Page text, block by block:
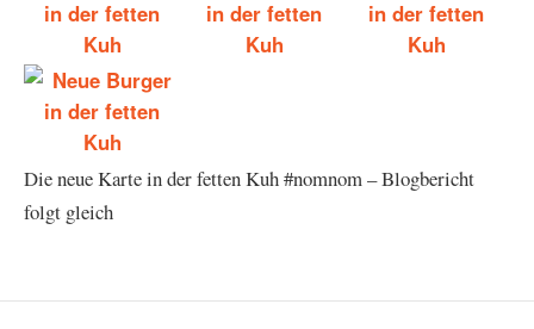
Die neue Karte in der fetten Kuh #nomnom – Blogbericht
folgt gleich